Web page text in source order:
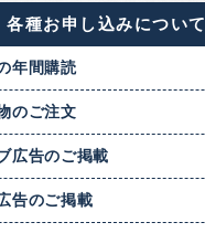
各種お申し込みについて
年間購読
のご注文
広告のご掲載
告のご掲載